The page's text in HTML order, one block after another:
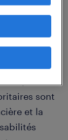
filiale
leader
sont
et la